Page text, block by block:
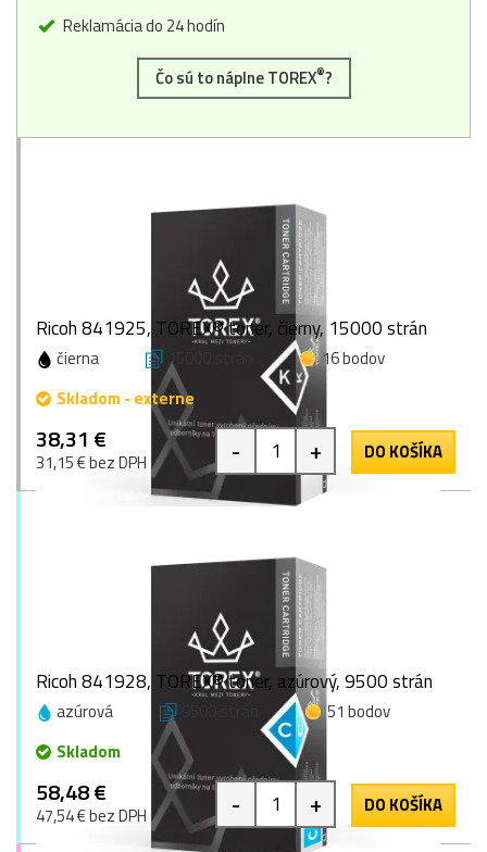
Reklamácia do 24 hodín
Čo sú to náplne TOREX®?
Ricoh 841925, TOREX® toner, čierny, 15000 strán
čierna 15000 strán
16 bodov
Skladom - externe
38,31 €
31,15 € bez DPH - + DO KOŠÍKA
Ricoh 841928, TOREX® toner, azúrový, 9500 strán
azúrová
51 bodov
Skladom
58,48 €
47,54 € bez DPH - + DO KOŠÍKA